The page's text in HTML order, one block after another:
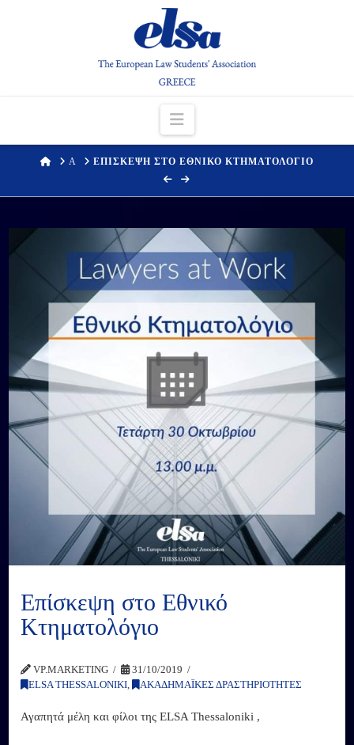
Navigation
HOME
Α ΕΠΙΣΚΕΨΗ ΣΤΟ ΕΘΝΙΚΟ ΚΤΗΜΑΤΟΛΟΓΙΟ
Επίσκεψη στο Εθνικό
Κτηματολόγιο
VP.MARKETING
31/10/2019
ELSA THESSALONIKI
ΑΚΑΔΗΜΑΪΚΕΣ ΔΡΑΣΤΗΡΙΟΤΗΤΕΣ
Αγαπητά μέλη και φίλοι της ELSA Thessaloniki ,